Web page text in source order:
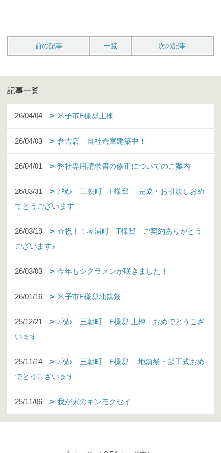
前の記事 一覧 次の記事
記事一覧
26/04/04 米子市F様邸上棟
26/04/03 倉吉店 自社倉庫建築中！
26/04/01 弊社専用請求書の修正についてのご案内
26/03/31
♪祝♪ 三朝町 F様邸 完成・お引渡しおめ
でとうございます
26/03/19
☆祝！！琴浦町 T様邸 ご契約ありがとう
ございます♪
26/03/03 今年もシクラメンが咲きました！
26/01/16 米子市F様邸地鎮祭
25/12/21
♪祝♪ 三朝町 F様邸 上棟 おめでとうござ
います
25/11/14
♪祝♪ 三朝町 F様邸 地鎮祭・起工式おめ
でとうございます
25/11/06 我が家のキンモクセイ